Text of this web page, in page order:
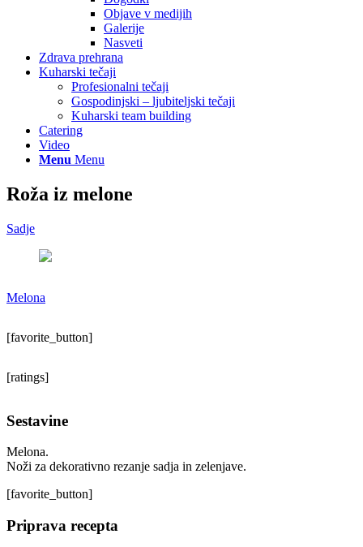
Objave v medijih
Galerije
Nasveti
Zdrava prehrana
Kuharski tečaji
Profesionalni tečaji
Gospodinjski – ljubiteljski tečaji
Kuharski team building
Catering
Video
Menu Menu
Roža iz melone
Sadje
Melona
[favorite_button]
[ratings]
Sestavine
Melona.
Noži za dekorativno rezanje sadja in zelenjave.
[favorite_button]
Priprava recepta